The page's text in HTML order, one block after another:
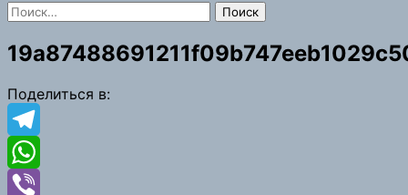
Найти:
Поделиться в:
Telegram
WhatsApp